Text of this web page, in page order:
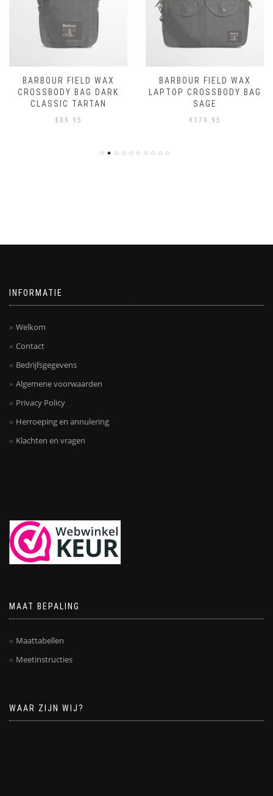
BARBOUR FIELD WAX
CROSSBODY BAG DARK
CLASSIC TARTAN
€ 89.95
BARBOUR FIELD WAX
LAPTOP CROSSBODY BAG
SAGE
€ 179.95
INFORMATIE
Welkom
Contact
Bedrijfsgegevens
Algemene voorwaarden
Privacy Policy
Herroeping en annulering
Klachten en vragen
MAAT BEPALING
Maattabellen
Meetinstructies
WAAR ZIJN WIJ?